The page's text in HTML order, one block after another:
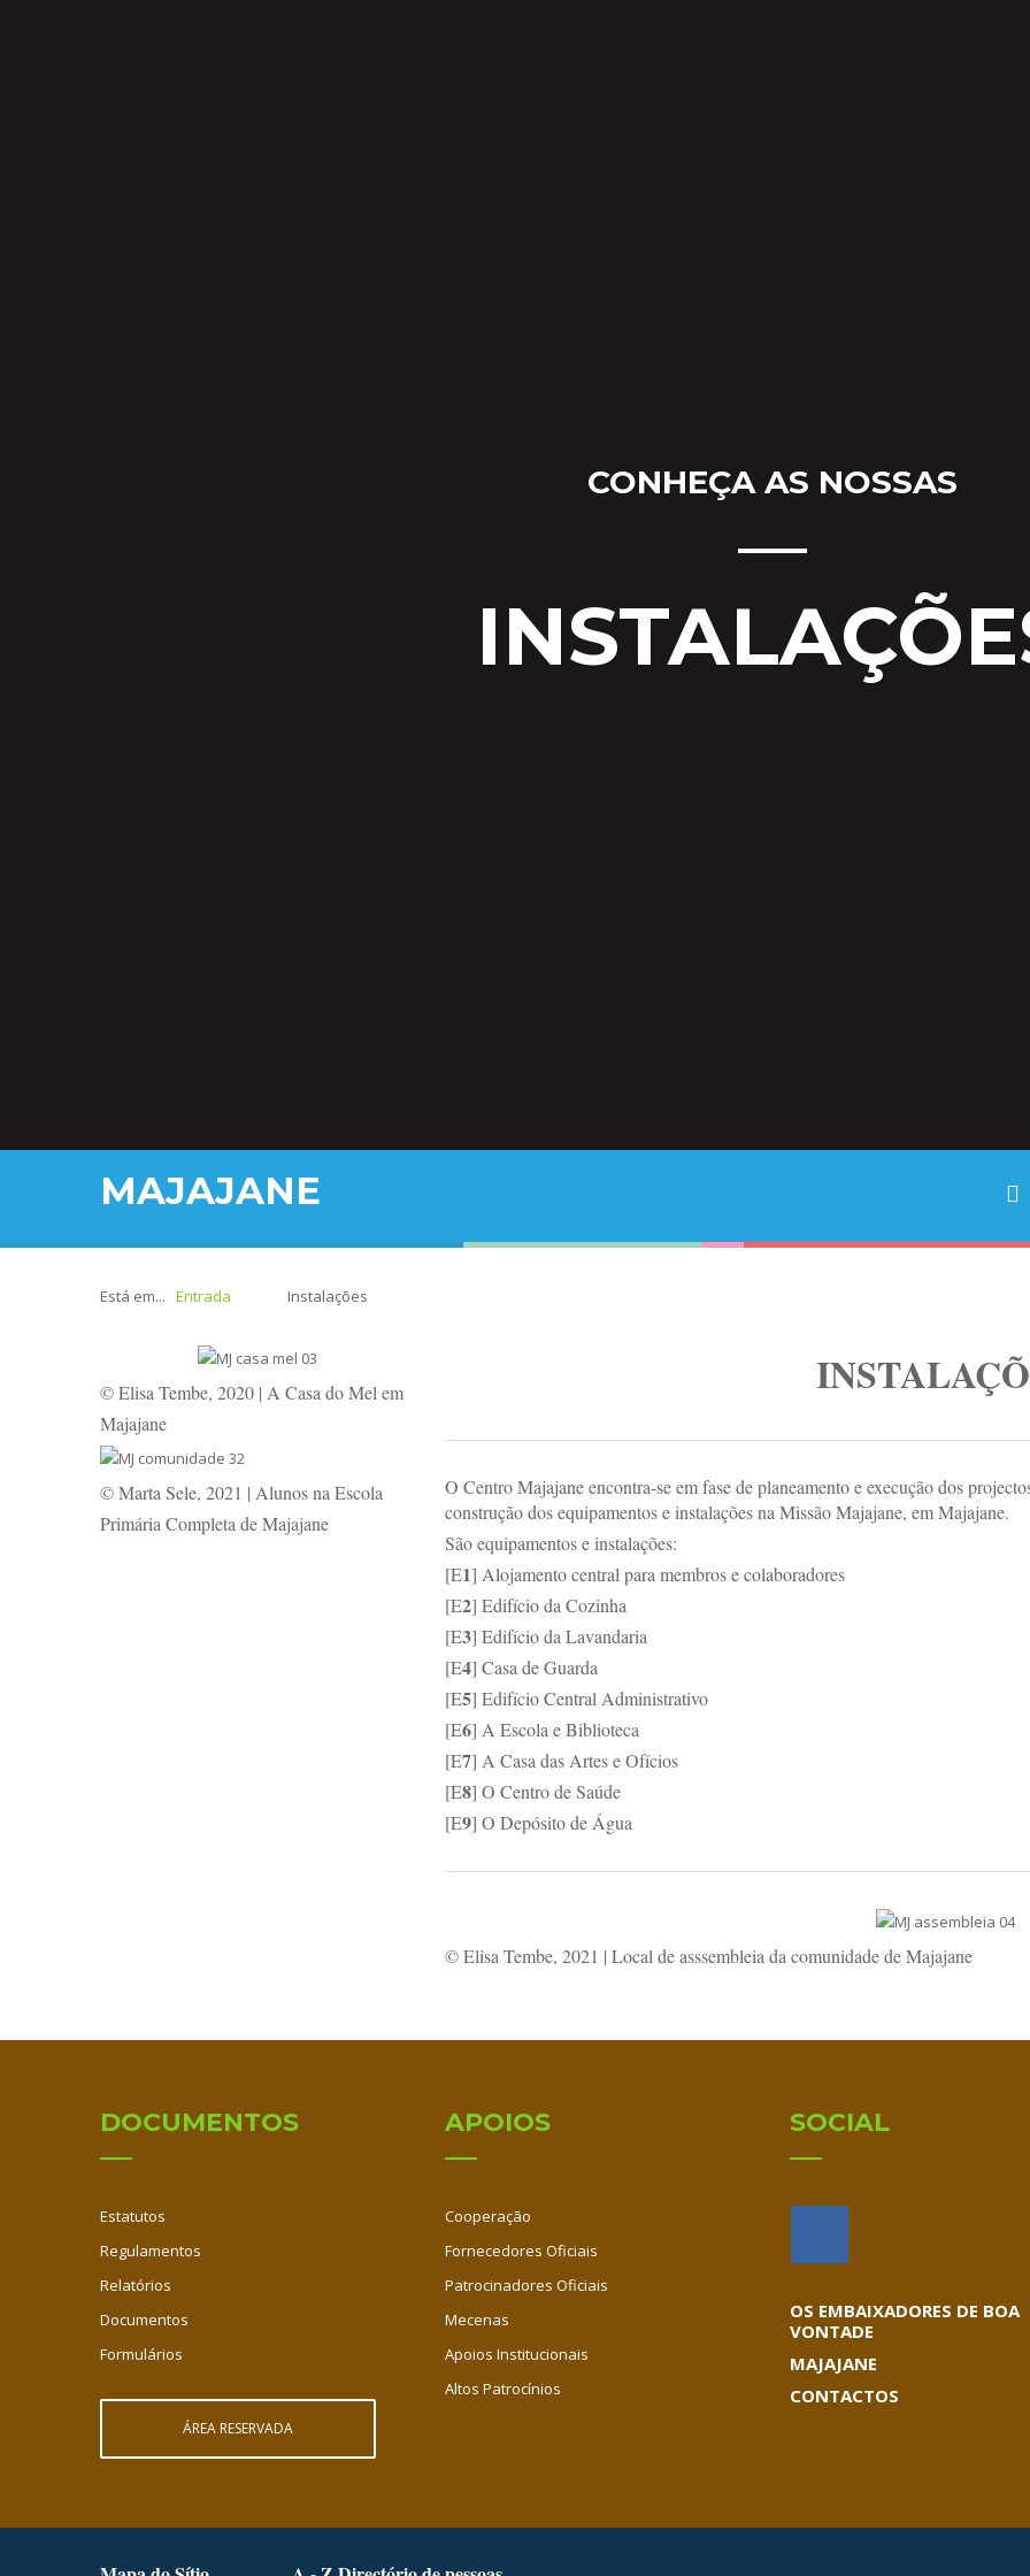
CONHEÇA AS NOSSAS
MAJAJANE
Está em... Entrada Instalações
O Centro Majajane encontra-se em fase de planeamento e execução dos
construção dos equipamentos e instalações na Missão Majajane, em Majajane.
São equipamentos e instalações:
[E1] Alojamento central para membros e colaboradores
[E2] Edifício da Cozinha
[E3] Edifício da Lavandaria
[E4] Casa de Guarda
[E5] Edifício Central Administrativo
[E6] A Escola e Biblioteca
[E7] A Casa das Artes e Ofícios
[E8] O Centro de Saúde
[E9] O Depósito de Água
© Elisa Tembe, 2021 | Local de asssembleia da comunidade de Majajane
© Elisa Tembe, 2020 | A Casa do Mel em
Majajane
© Marta Sele, 2021 | Alunos na Escola
Primária Completa de Majajane
DOCUMENTOS
Estatutos
Regulamentos
Relatórios
Documentos
Formulários
ÁREA RESERVADA
APOIOS
Cooperação
Fornecedores Oficiais
Patrocinadores Oficiais
Mecenas
Apoios Institucionais
Altos Patrocínios
SOCIAL
OS EMBAIXADORES DE BOA
VONTADE
MAJAJANE
CONTACTOS